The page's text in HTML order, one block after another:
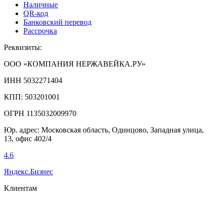
Наличные
QR-код
Банковский перевод
Рассрочка
Реквизиты:
ООО «КОМПАНИЯ НЕРЖАВЕЙКА.РУ»
ИНН 5032271404
КПП: 503201001
ОГРН 1135032009970
Юр. адрес: Московская область, Одинцово, Западная улица,
13, офис 402/4
4.6
Яндекс.Бизнес
Клиентам